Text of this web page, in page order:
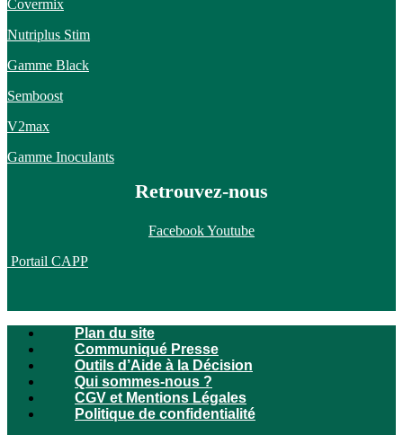
Covermix
Nutriplus Stim
Gamme Black
Semboost
V2max
Gamme Inoculants
Retrouvez-nous
FacebookYoutube
Portail CAPP
Plan du site
Communiqué Presse
Outils d’Aide à la Décision
Qui sommes-nous ?
CGV et Mentions Légales
Politique de confidentialité